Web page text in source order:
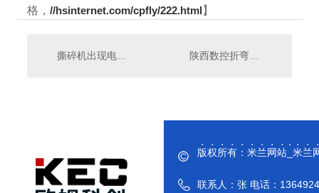
格，//hsinternet.com/cpfly/222.html 】
陕西数控折弯机的使用方法是什么？怎样挑选数控折弯机？
版权所有：米兰网站_米兰
联系人：张 电话：